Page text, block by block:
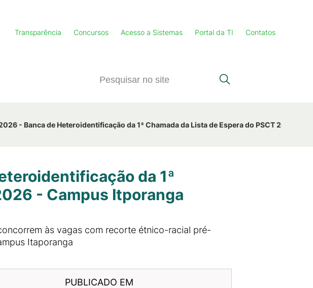
Transparência Concursos Acesso a Sistemas Portal da TI Contatos
- Banca de Heteroidentificação da 1ª Chamada da Lista de Espera do PSCT 2026 -
da 1ª
- Campus Itporanga
às vagas com recorte étnico-racial pré-
Itaporanga
PUBLICADO EM